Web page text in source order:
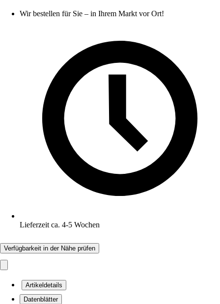
Wir bestellen für Sie – in Ihrem Markt vor Ort!
Lieferzeit ca. 4-5 Wochen
Verfügbarkeit in der Nähe prüfen
Artikeldetails
Datenblätter